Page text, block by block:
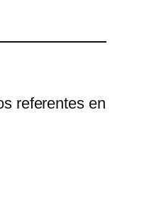
referentes en